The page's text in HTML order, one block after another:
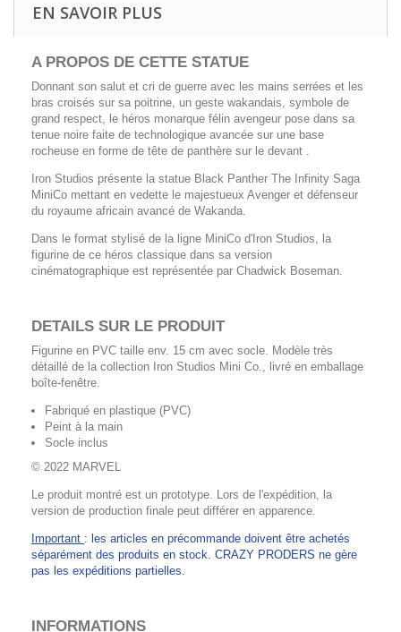
EN SAVOIR PLUS
A PROPOS DE CETTE STATUE
Donnant son salut et cri de guerre avec les mains serrées et les
bras croisés sur sa poitrine, un geste wakandais, symbole de
grand respect, le héros monarque félin avengeur pose dans sa
tenue noire faite de technologique avancée sur une base
rocheuse en forme de tête de panthère sur le devant .
Iron Studios présente la statue Black Panther The Infinity Saga
MiniCo mettant en vedette le majestueux Avenger et défenseur
du royaume africain avancé de Wakanda.
Dans le format stylisé de la ligne MiniCo d'Iron Studios, la
figurine de ce héros classique dans sa version
cinématographique est représentée par Chadwick Boseman.
DETAILS SUR LE PRODUIT
Figurine en PVC taille env. 15 cm avec socle. Modèle très
détaillé de la collection Iron Studios Mini Co., livré en emballage
boîte-fenêtre.
Fabriqué en plastique (PVC)
Peint à la main
Socle inclus
© 2022 MARVEL
Le produit montré est un prototype. Lors de l'expédition, la
version de production finale peut différer en apparence.
Important : les articles en précommande doivent être achetés
séparément des produits en stock. CRAZY PRODERS ne gère
pas les expéditions partielles.
INFORMATIONS